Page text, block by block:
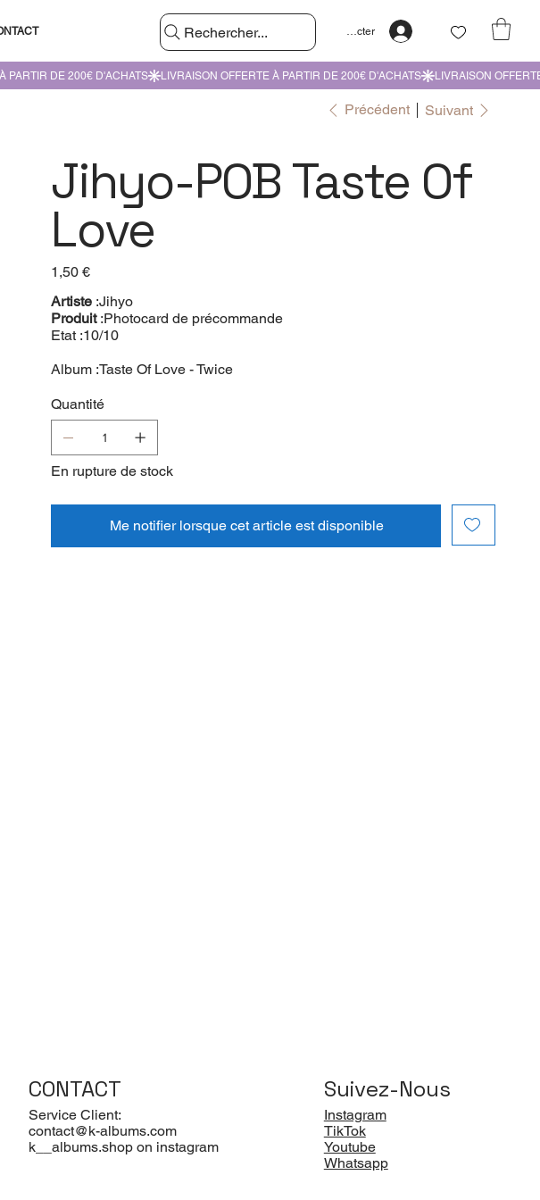
Rechercher... Se connecter
Précédent Suivant
Jihyo-POB Taste Of
Love
Prix
1,50 €
Artiste :Jihyo
Produit:Photocard de précommande
Etat :10/10
Album :Taste Of Love - Twice
Quantité
En rupture de stock
Me notifier lorsque cet article est disponible
CONTACT
Service Client:
contact@k-albums.com
k__albums.shop on instagram
Suivez-Nous
Instagram
TikTok
Youtube
Whatsapp